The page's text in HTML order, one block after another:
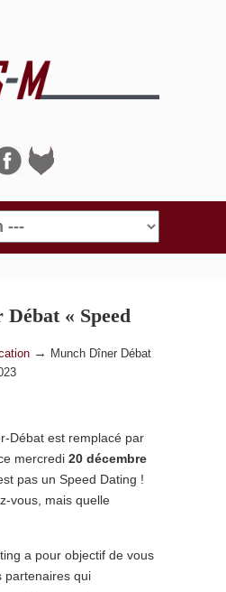
« Speed
→
Munch Dîner Débat
Débat est remplacé par
mercredi 20 décembre
pas un Speed Dating !
vous, mais quelle
a pour objectif de vous
partenaires qui